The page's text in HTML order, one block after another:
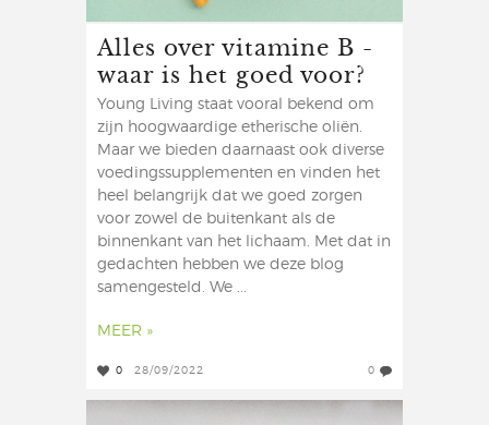
Alles over vitamine B -
waar is het goed voor?
Young Living staat vooral bekend om
zijn hoogwaardige etherische oliën.
Maar we bieden daarnaast ook diverse
voedingssupplementen en vinden het
heel belangrijk dat we goed zorgen
voor zowel de buitenkant als de
binnenkant van het lichaam. Met dat in
gedachten hebben we deze blog
samengesteld. We ...
MEER »
0 28/09/2022 0